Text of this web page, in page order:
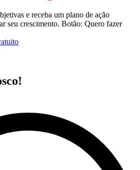
e receba um plano de ação
seu crescimento. Botão: Quero fazer